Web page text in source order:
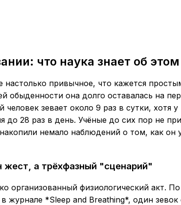
что наука знает об
настолько привычное, что кажется
обыденности она долго оставалась на
человек зевает около 9 раз в сутки, хотя
до 28 раз в день. Учёные до сих пор не
немало наблюдений о том, как он
жест, а трёхфазный "сценарий"
организованный физиологический акт.
журнале *Sleep and Breathing*, один